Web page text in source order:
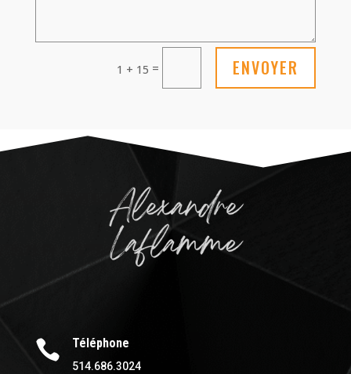
1 + 15 = ENVOYER
 Téléphone
514.686.3024